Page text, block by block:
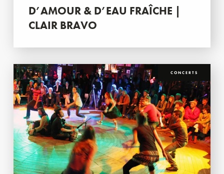
D’AMOUR & D’EAU FRAÎCHE |
CLAIR BRAVO
CONCERTS